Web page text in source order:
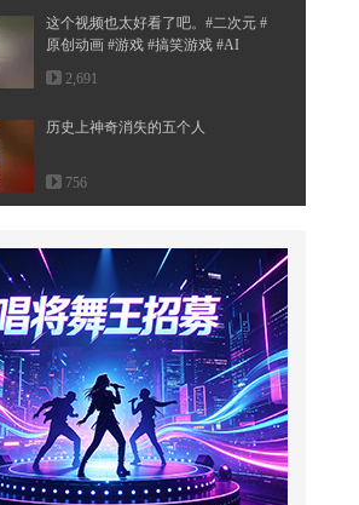
这个视频也太好看了吧。#二次元 #
原创动画 #游戏 #搞笑游戏 #AI
2,691
历史上神奇消失的五个人
756
1,049
合并战车合成擂台争夺香蕉
1,367
娘亲献我镇魔渊，爹爹踏碎九天-第
29集
75